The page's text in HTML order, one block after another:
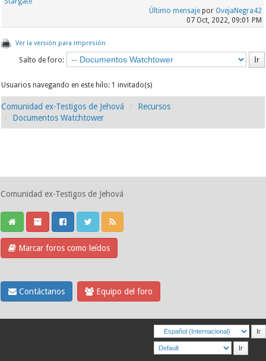
Último mensajepor OvejaNegra42
07 Oct, 2022, 09:01 PM
Ver la versión para impresión
Salto de foro:
Usuarios navegando en este hilo: 1 invitado(s)
Comunidad ex-Testigos de Jehová
Recursos
Documentos Watchtower
Comunidad ex-Testigos de Jehová
Marcar foros como leídos
Contáctanos Equipo del foro